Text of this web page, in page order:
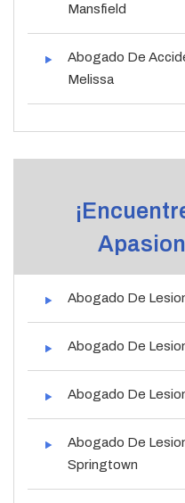
Mansfield
Abogado De
Melissa
Abogado De
Abogado De
Abogado De
Abogado De
Springtown